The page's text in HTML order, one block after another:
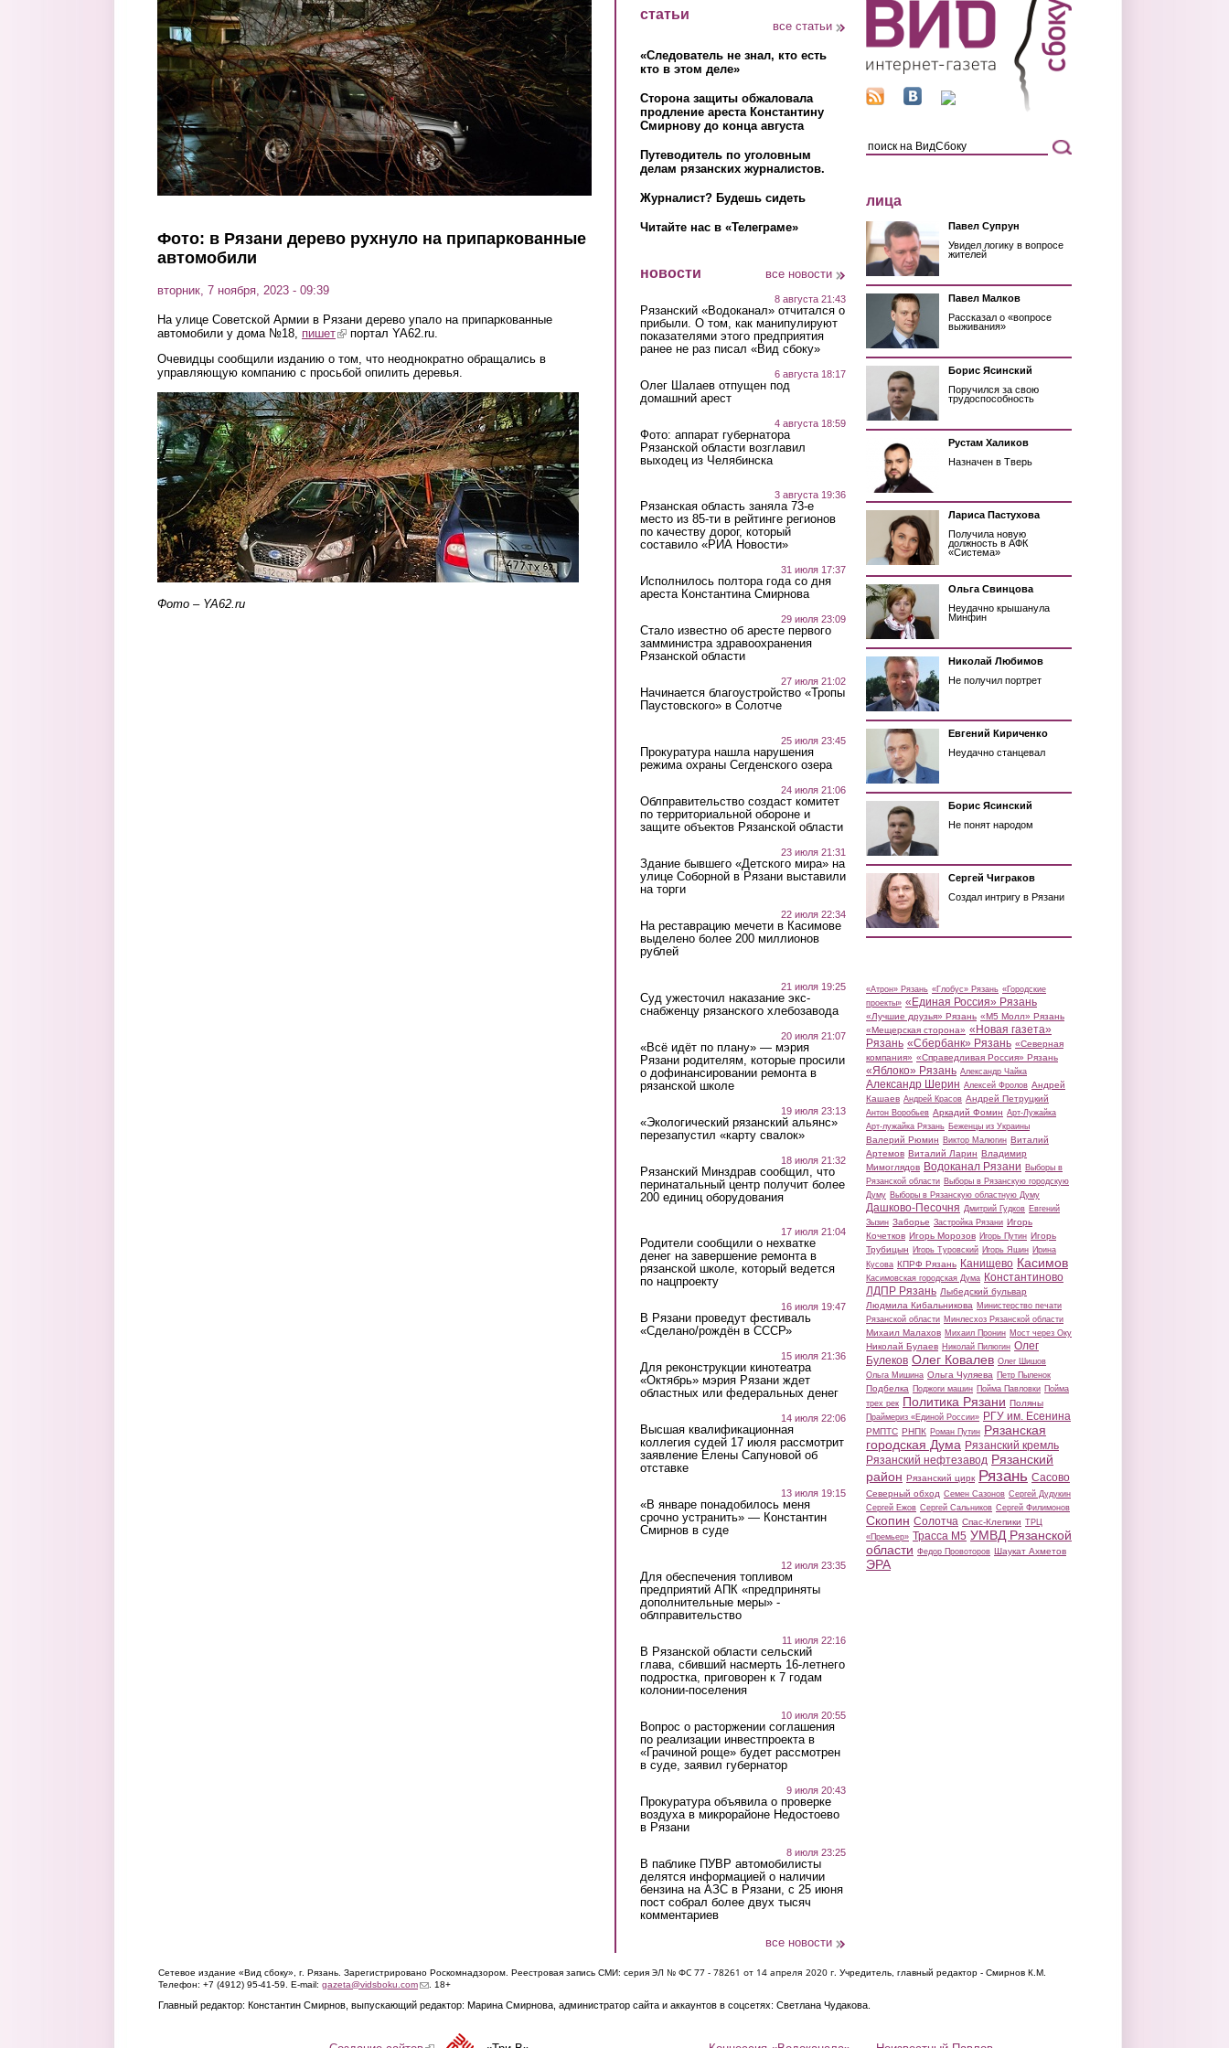
Перейти к основному содержанию
Фото: в Рязани дерево рухнуло на припаркованные
автомобили
вторник, 7 ноября, 2023 - 09:39
На улице Советской Армии в Рязани дерево упало на припаркованные
автомобили у дома №18, пишет(link is external)
портал YA62.ru.
Очевидцы сообщили изданию о том, что неоднократно обращались в
управляющую компанию с просьбой опилить деревья.
derevo.jpg
Фото – YA62.ru
статьи
все статьи
«Следователь не знал, кто есть
кто в этом деле»
Сторона защиты обжаловала
продление ареста Константину
Смирнову до конца августа
Путеводитель по уголовным
делам рязанских журналистов.
Журналист? Будешь сидеть
Читайте нас в «Телеграме»
новости все новости
8 августа 21:43
Рязанский «Водоканал» отчитался о
прибыли. О том, как манипулируют
показателями этого предприятия
ранее не раз писал «Вид сбоку»
6 августа 18:17
Олег Шалаев отпущен под
домашний арест
4 августа 18:59
Фото: аппарат губернатора
Рязанской области возглавил
выходец из Челябинска
3 августа 19:36
Рязанская область заняла 73-е
место из 85-ти в рейтинге регионов
по качеству дорог, который
составило «РИА Новости»
31 июля 17:37
Исполнилось полтора года со дня
ареста Константина Смирнова
29 июля 23:09
Стало известно об аресте первого
замминистра здравоохранения
Рязанской области
27 июля 21:02
Начинается благоустройство «Тропы
Паустовского» в Солотче
25 июля 23:45
Прокуратура нашла нарушения
режима охраны Сегденского озера
24 июля 21:06
Облправительство создаст комитет
по территориальной обороне и
защите объектов Рязанской области
23 июля 21:31
Здание бывшего «Детского мира» на
улице Соборной в Рязани выставили
на торги
22 июля 22:34
На реставрацию мечети в Касимове
выделено более 200 миллионов
рублей
21 июля 19:25
Суд ужесточил наказание экс-
снабженцу рязанского хлебозавода
20 июля 21:07
«Всё идёт по плану» — мэрия
Рязани родителям, которые просили
о дофинансировании ремонта в
рязанской школе
19 июля 23:13
«Экологический рязанский альянс»
перезапустил «карту свалок»
18 июля 21:32
Рязанский Минздрав сообщил, что
перинатальный центр получит более
200 единиц оборудования
17 июля 21:04
Родители сообщили о нехватке
денег на завершение ремонта в
рязанской школе, который ведется
по нацпроекту
16 июля 19:47
В Рязани проведут фестиваль
«Сделано/рождён в СССР»
15 июля 21:36
Для реконструкции кинотеатра
«Октябрь» мэрия Рязани ждет
областных или федеральных денег
14 июля 22:06
Высшая квалификационная
коллегия судей 17 июля рассмотрит
заявление Елены Сапуновой об
отставке
13 июля 19:15
«В январе понадобилось меня
срочно устранить» — Константин
Смирнов в суде
12 июля 23:35
Для обеспечения топливом
предприятий АПК «предприняты
дополнительные меры» -
облправительство
11 июля 22:16
В Рязанской области сельский
глава, сбивший насмерть 16-летнего
подростка, приговорен к 7 годам
колонии-поселения
10 июля 20:55
Вопрос о расторжении соглашения
по реализации инвестпроекта в
«Грачиной роще» будет рассмотрен
в суде, заявил губернатор
9 июля 20:43
Прокуратура объявила о проверке
воздуха в микрорайоне Недостоево
в Рязани
8 июля 23:25
В паблике ПУВР автомобилисты
делятся информацией о наличии
бензина на АЗС в Рязани, с 25 июня
пост собрал более двух тысяч
комментариев
все новости
лица
Павел Супрун
Увидел логику в вопросе
жителей
Павел Малков
Рассказал о «вопросе
выживания»
Борис Ясинский
Поручился за свою
трудоспособность
Рустам Халиков
Назначен в Тверь
Лариса Пастухова
Получила новую
должность в АФК
«Система»
Ольга Свинцова
Неудачно крышанула
Минфин
Николай Любимов
Не получил портрет
Евгений Кириченко
Неудачно станцевал
Борис Ясинский
Не понят народом
Сергей Чиграков
Создал интригу в Рязани
«Атрон» Рязань «Глобус» Рязань «Городские
проекты» «Единая Россия» Рязань
«Лучшие друзья» Рязань «М5 Молл» Рязань
«Мещерская сторона» «Новая газета»
Рязань «Сбербанк» Рязань «Северная
компания» «Справедливая Россия» Рязань
«Яблоко» Рязань Александр Чайка
Александр Шерин Алексей Фролов Андрей
Кашаев Андрей Красов Андрей Петруцкий
Антон Воробьев Аркадий Фомин Арт-Лужайка
Арт-лужайка Рязань Беженцы из Украины
Валерий Рюмин Виктор Малюгин Виталий
Артемов Виталий Ларин Владимир
Мимоглядов Водоканал Рязани Выборы в
Рязанской области Выборы в Рязанскую городскую
Думу Выборы в Рязанскую областную Думу
Дашково-Песочня Дмитрий Гудков Евгений
Зызин Заборье Застройка Рязани Игорь
Кочетков Игорь Морозов Игорь Путин Игорь
Трубицын Игорь Туровский Игорь Яшин Ирина
Кусова КПРФ Рязань Канищево Касимов
Касимовская городская Дума Константиново
ЛДПР Рязань Лыбедский бульвар
Людмила Кибальникова Министерство печати
Рязанской области Минлесхоз Рязанской области
Михаил Малахов Михаил Пронин Мост через Оку
Николай Булаев Николай Пилюгин Олег
Булеков Олег Ковалев Олег Шишов
Ольга Мишина Ольга Чуляева Петр Пыленок
Подбелка Поджоги машин Пойма Павловки Пойма
трех рек Политика Рязани Поляны
Праймериз «Единой России» РГУ им. Есенина
РМПТС РНПК Роман Путин Рязанская
городская Дума Рязанский кремль
Рязанский нефтезавод Рязанский
район Рязанский цирк Рязань Сасово
Северный обход Семен Сазонов Сергей Дудукин
Сергей Ежов Сергей Сальников Сергей Филимонов
Скопин Солотча Спас-Клепики ТРЦ
«Премьер» Трасса М5 УМВД Рязанской
области Федор Провоторов Шаукат Ахметов
ЭРА
Сетевое издание «Вид сбоку», г. Рязань. Зарегистрировано Роскомнадзором. Реестровая запись СМИ: серия ЭЛ № ФС 77 - 78261 от 14 апреля 2020 г. Учредитель, главный редактор - Смирнов К.М.
Телефон: +7 (4912) 95-41-59. E-mail: gazeta@vidsboku.com(link sends e-mail)
. 18+
Главный редактор: Константин Смирнов, выпускающий редактор: Марина Смирнова, администратор сайта и аккаунтов в соцсетях: Светлана Чудакова.